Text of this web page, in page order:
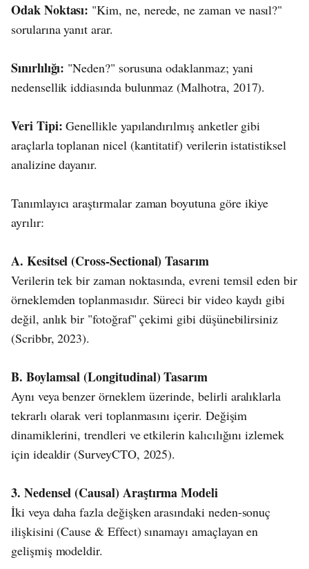
Odak Noktası: "Kim, ne, nerede, ne zaman ve nasıl?"
sorularına yanıt arar.
Sınırlılığı: "Neden?" sorusuna odaklanmaz; yani
nedensellik iddiasında bulunmaz (Malhotra, 2017).
Veri Tipi: Genellikle yapılandırılmış anketler gibi
araçlarla toplanan nicel (kantitatif) verilerin istatistiksel
analizine dayanır.
Tanımlayıcı araştırmalar zaman boyutuna göre ikiye
ayrılır:
A. Kesitsel (Cross-Sectional) Tasarım
Verilerin tek bir zaman noktasında, evreni temsil eden bir
örneklemden toplanmasıdır. Süreci bir video kaydı gibi
değil, anlık bir "fotoğraf" çekimi gibi düşünebilirsiniz
(Scribbr, 2023).
B. Boylamsal (Longitudinal) Tasarım
Aynı veya benzer örneklem üzerinde, belirli aralıklarla
tekrarlı olarak veri toplanmasını içerir. Değişim
dinamiklerini, trendleri ve etkilerin kalıcılığını izlemek
için idealdir (SurveyCTO, 2025).
3. Nedensel (Causal) Araştırma Modeli
İki veya daha fazla değişken arasındaki neden-sonuç
ilişkisini (Cause & Effect) sınamayı amaçlayan en
gelişmiş modeldir.